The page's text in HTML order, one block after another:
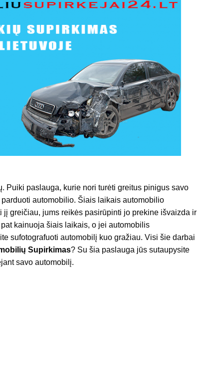
Puiki paslauga, kurie nori turėti greitus pinigus savo
automobilio. Šiais laikais automobilio
greičiau, jums reikės pasirūpinti jo prekine išvaizda ir
kainuoja šiais laikais, o jei automobilis
sufotografuoti automobilį kuo gražiau. Visi šie darbai
Supirkimas? Su šia paslauga jūs sutaupysite
savo automobilį.